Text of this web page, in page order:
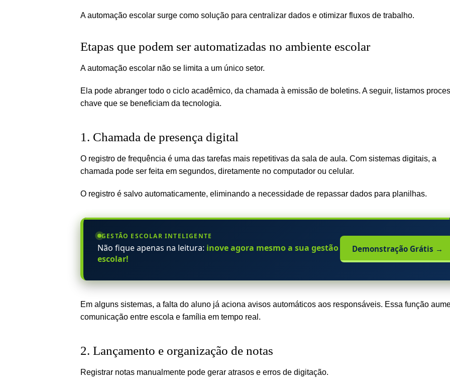
A automação escolar surge como solução para centralizar dados e otimizar fluxos de trabalho.
Etapas que podem ser automatizadas no ambiente escolar
A automação escolar não se limita a um único setor.
Ela pode abranger todo o ciclo acadêmico, da chamada à emissão de boletins. A seguir, listamos
chave que se beneficiam da tecnologia.
1. Chamada de presença digital
O registro de frequência é uma das tarefas mais repetitivas da sala de aula. Com sistemas digitais, a
chamada pode ser feita em segundos, diretamente no computador ou celular.
O registro é salvo automaticamente, eliminando a necessidade de repassar dados para planilhas.
GESTÃO ESCOLAR INTELIGENTE
Chega de inadimplência e processos manuais:automatize sua
escola particular.
Demonstração Grátis →
Em alguns sistemas, a falta do aluno já aciona avisos automáticos aos responsáveis. Essa função
comunicação entre escola e família em tempo real.
2. Lançamento e organização de notas
Registrar notas manualmente pode gerar atrasos e erros de digitação.